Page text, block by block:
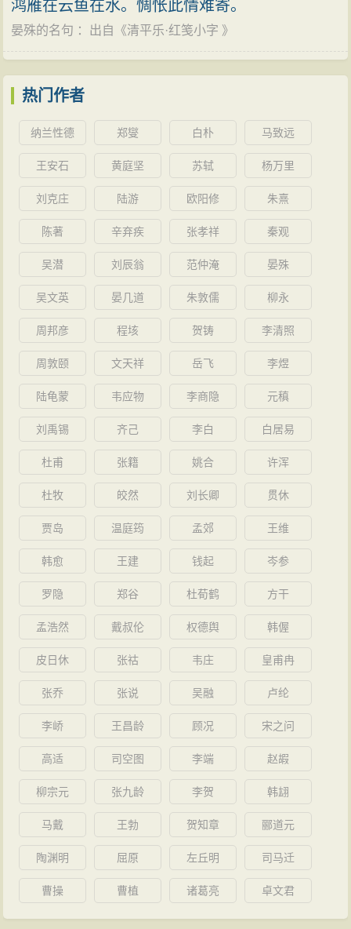
鸿雁在云鱼在水。惆怅此情难寄。
晏殊的名句 ：出自《清平乐·红笺小字 》
热门作者
纳兰性德 郑燮 白朴 马致远
王安石 黄庭坚 苏轼 杨万里
刘克庄 陆游 欧阳修 朱熹
陈著 辛弃疾 张孝祥 秦观
吴潜 刘辰翁 范仲淹 晏殊
吴文英 晏几道 朱敦儒 柳永
周邦彦 程垓 贺铸 李清照
周敦颐 文天祥 岳飞 李煜
陆龟蒙 韦应物 李商隐 元稹
刘禹锡 齐己 李白 白居易
杜甫 张籍 姚合 许浑
杜牧 皎然 刘长卿 贯休
贾岛 温庭筠 孟郊 王维
韩愈 王建 钱起 岑参
罗隐 郑谷 杜荀鹤 方干
孟浩然 戴叔伦 权德舆 韩偓
皮日休 张祜 韦庄 皇甫冉
张乔 张说 吴融 卢纶
李峤 王昌龄 顾况 宋之问
高适 司空图 李端 赵嘏
柳宗元 张九龄 李贺 韩翃
马戴 王勃 贺知章 郦道元
陶渊明 屈原 左丘明 司马迁
曹操 曹植 诸葛亮 卓文君